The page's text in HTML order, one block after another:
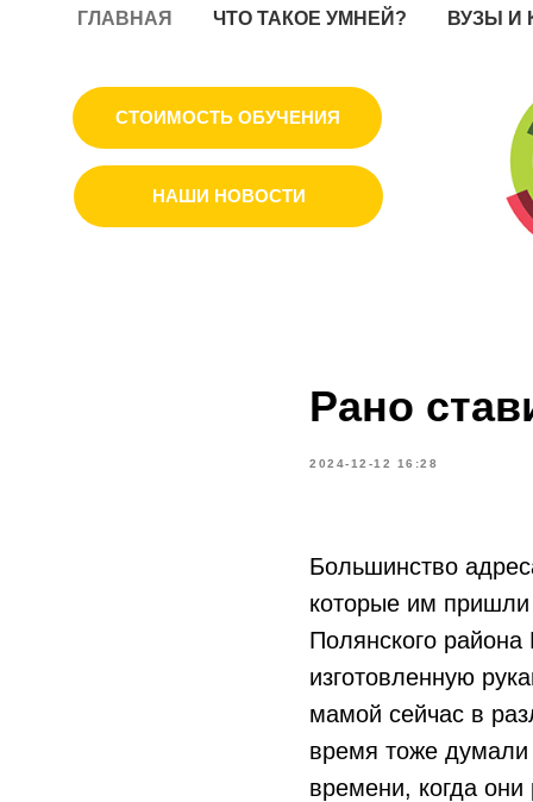
ГЛАВНАЯ ЧТО ТАКОЕ УМНЕЙ? ВУЗЫ И
СТОИМОСТЬ ОБУЧЕНИЯ
НАШИ НОВОСТИ
Рано
2024-12-12 16:28
Большинство
которые им пришли
Полянского
изготовленную
мамой сейчас в
время тоже думали
времени, когда они